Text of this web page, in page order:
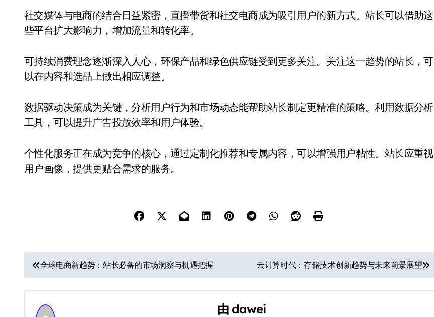
社交媒体与电商的结合日益紧密，直播带货和社交电商成为吸引用户的新方式。站长可以借助这
些平台扩大影响力，增加流量和转化率。
可持续消费理念逐渐深入人心，环保产品和绿色供应链受到更多关注。关注这一趋势的站长，可
以在内容和选品上做出相应调整。
数据驱动决策成为关键，分析用户行为和市场动态能帮助站长制定更精准的策略。利用数据分析
工具，可以提升广告投放效率和用户体验。
个性化服务正在成为竞争的核心，通过定制化推荐和专属内容，可以增强用户粘性。站长应重视
用户画像，提供更贴合需求的服务。
文
章
导
全球电商新趋势：站长必备的市场洞察与机遇把握 云计算时代：存储技术创新趋势与未来前景展望
由 dawei